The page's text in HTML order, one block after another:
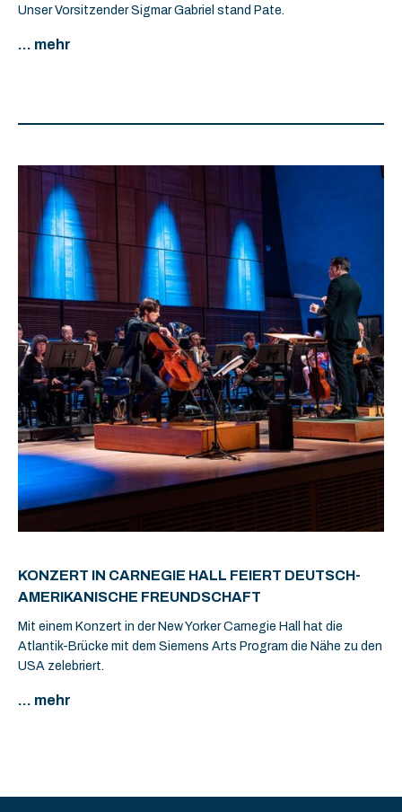
Unser Vorsitzender Sigmar Gabriel stand Pate.
... mehr
KONZERT IN CARNEGIE HALL FEIERT DEUTSCH-
AMERIKANISCHE FREUNDSCHAFT
Mit einem Konzert in der New Yorker Carnegie Hall hat die
Atlantik-Brücke mit dem Siemens Arts Program die Nähe zu den
USA zelebriert.
... mehr